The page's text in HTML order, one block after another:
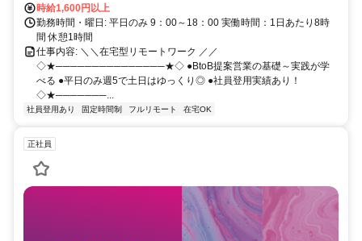
時給1,600円以上
勤務時間・曜日: 平日のみ 9：00～18：00 実働時間：1日あたり8時
間 休憩1時間
仕事内容: ＼＼在宅型リモートワーク ／／
◇★───────────────★◇ ●BtoB提案営業の基礎～実践が学
べる ●平日のみ週5で土日はゆっくり◎ ●社員登用実績あり！
◇★───────...
社員登用あり 固定時間制 フルリモート 在宅OK
正社員